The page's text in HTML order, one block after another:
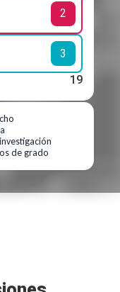
2
3
19
de grado